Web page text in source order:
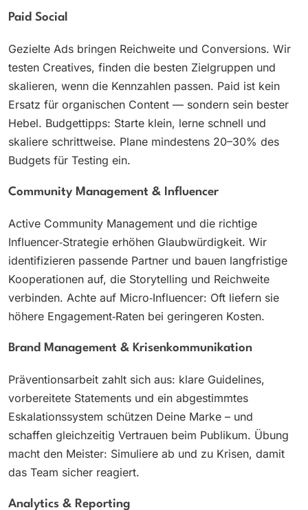
Paid Social
Gezielte Ads bringen Reichweite und Conversions. Wir
testen Creatives, finden die besten Zielgruppen und
skalieren, wenn die Kennzahlen passen. Paid ist kein
Ersatz für organischen Content — sondern sein bester
Hebel. Budgettipps: Starte klein, lerne schnell und
skaliere schrittweise. Plane mindestens 20–30% des
Budgets für Testing ein.
Community Management & Influencer
Active Community Management und die richtige
Influencer‑Strategie erhöhen Glaubwürdigkeit. Wir
identifizieren passende Partner und bauen langfristige
Kooperationen auf, die Storytelling und Reichweite
verbinden. Achte auf Micro‑Influencer: Oft liefern sie
höhere Engagement‑Raten bei geringeren Kosten.
Brand Management & Krisenkommunikation
Präventionsarbeit zahlt sich aus: klare Guidelines,
vorbereitete Statements und ein abgestimmtes
Eskalationssystem schützen Deine Marke – und
schaffen gleichzeitig Vertrauen beim Publikum. Übung
macht den Meister: Simuliere ab und zu Krisen, damit
das Team sicher reagiert.
Analytics & Reporting